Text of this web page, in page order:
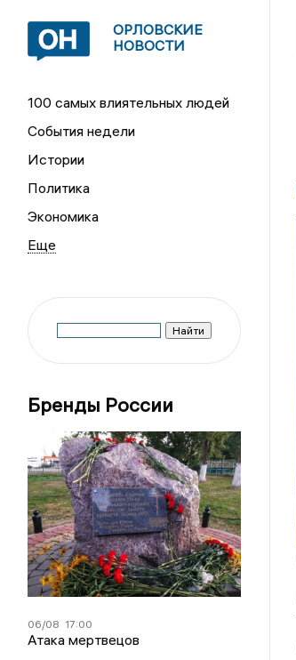
ОРЛОВСКИЕ
НОВОСТИ
100 самых влиятельных людей
События недели
Истории
Политика
Экономика
Бренды России
06/08 17:00
Атака мертвецов